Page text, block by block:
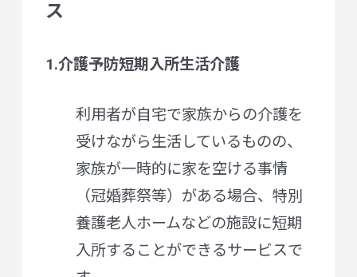
ス
1.介護予防短期入所生活介護
利用者が自宅で家族からの介護を
受けながら生活しているものの、
家族が一時的に家を空ける事情
（冠婚葬祭等）がある場合、特別
養護老人ホームなどの施設に短期
入所することができるサービスで